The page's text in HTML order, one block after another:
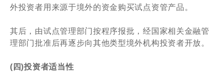
外投资者用来源于境外的资金购买试点资管产品。
其后，由试点管理部门按程序报批，经国家相关金融管
理部门批准后再逐步向其他类型境外机构投资者开放。
(四)投资者适当性